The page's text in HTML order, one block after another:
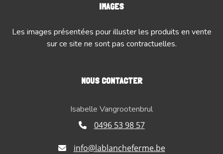
IMAGES
Les images présentées pour illuster les produits en vente
sur ce site ne sont pas contractuelles.
NOUS CONTACTER
Isabelle Vangrootenbrul
0496 53 98 57
info@lablancheferme.be